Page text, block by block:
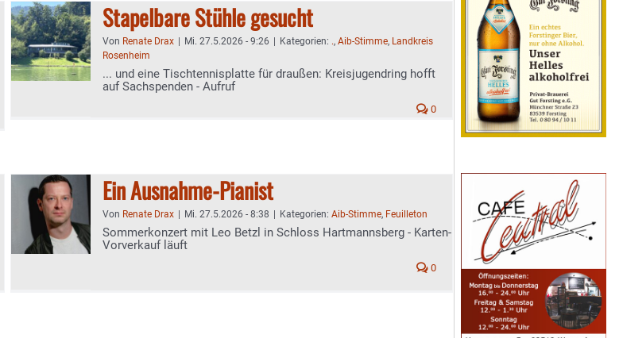
Stapelbare Stühle gesucht
Von Renate Drax Mi. 27.5.2026 - 9:26 Kategorien: ., Aib-Stimme, Landkreis
Rosenheim
... und eine Tischtennisplatte für draußen: Kreisjugendring hofft
auf Sachspenden - Aufruf
0
Ein Ausnahme-Pianist
Von Renate Drax Mi. 27.5.2026 - 8:38 Kategorien: Aib-Stimme, Feuilleton
Sommerkonzert mit Leo Betzl in Schloss Hartmannsberg - Karten-
Vorverkauf läuft
0